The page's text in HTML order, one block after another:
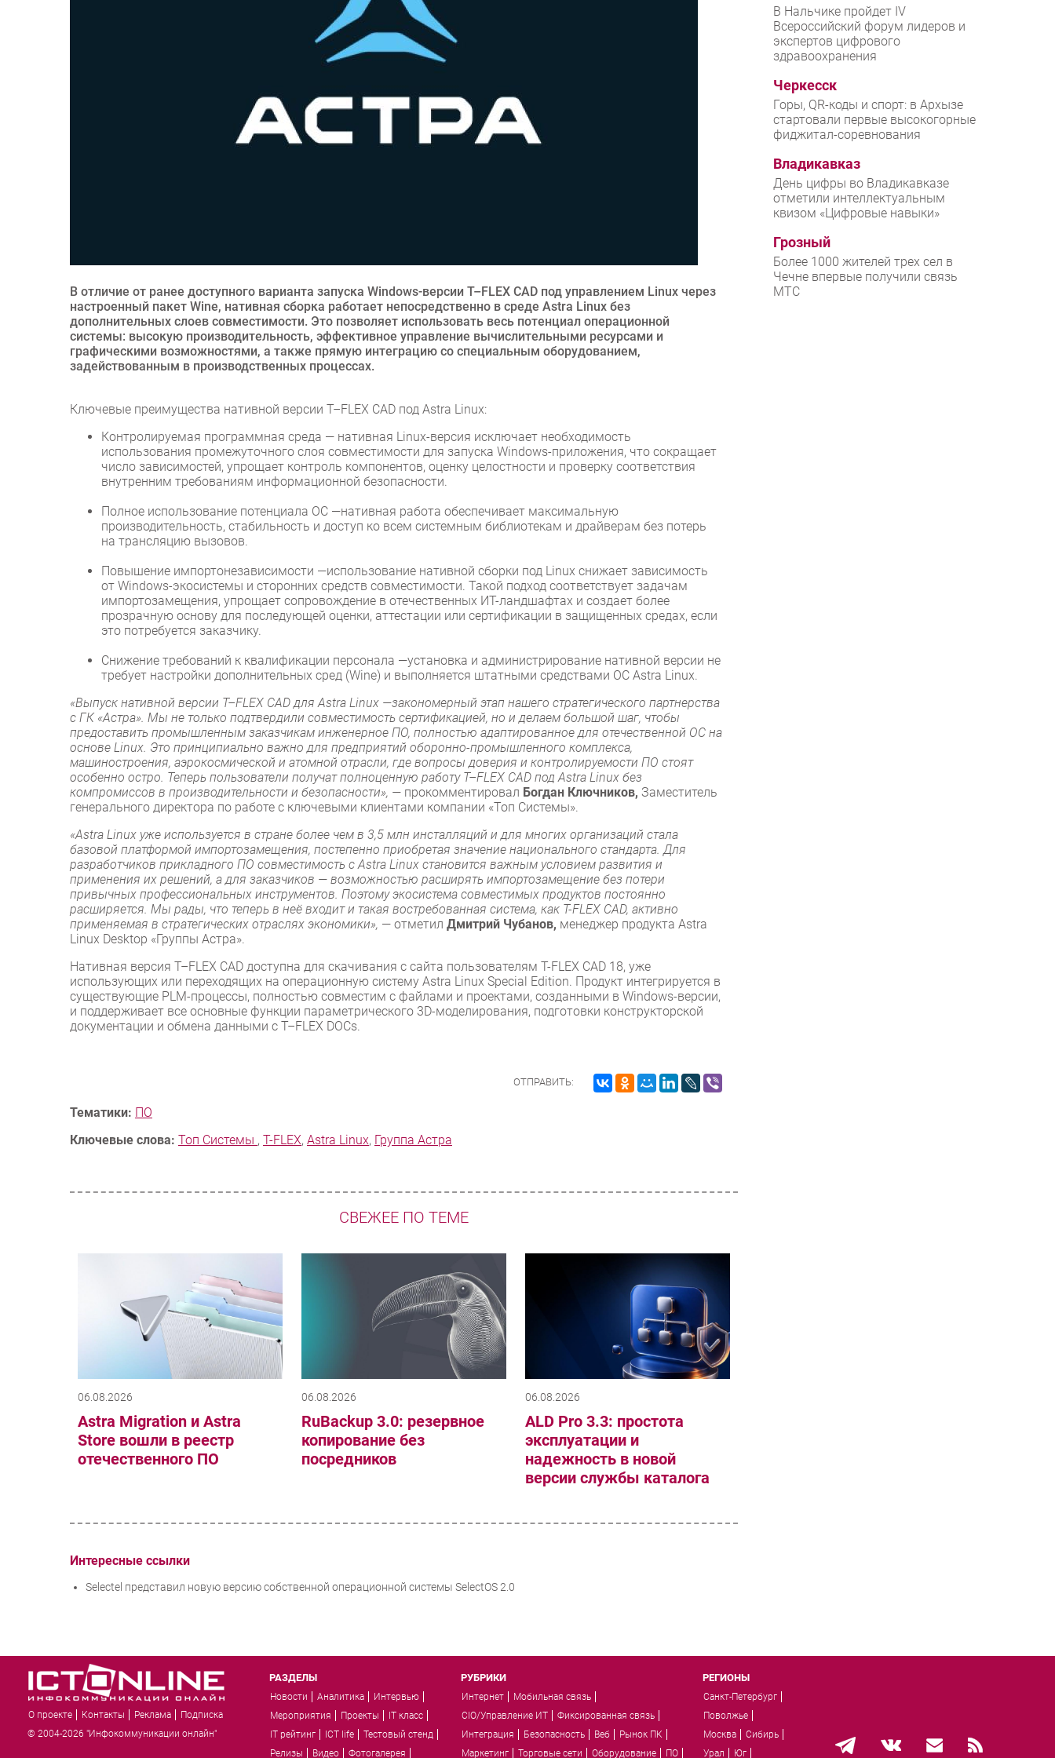
В отличие от ранее доступного варианта запуска Windows-версии T–FLEX CAD под управлением Linux через
настроенный пакет Wine, нативная сборка работает непосредственно в среде Astra Linux без
дополнительных слоев совместимости. Это позволяет использовать весь потенциал операционной
системы: высокую производительность, эффективное управление вычислительными ресурсами и
графическими возможностями, а также прямую интеграцию со специальным оборудованием,
задействованным в производственных процессах.
Ключевые преимущества нативной версии T–FLEX CAD под Astra Linux:
Контролируемая программная среда — нативная Linux-версия исключает необходимость
использования промежуточного слоя совместимости для запуска Windows-приложения, что сокращает
число зависимостей, упрощает контроль компонентов, оценку целостности и проверку соответствия
внутренним требованиям информационной безопасности.
Полное использование потенциала ОС —нативная работа обеспечивает максимальную
производительность, стабильность и доступ ко всем системным библиотекам и драйверам без потерь
на трансляцию вызовов.
Повышение импортонезависимости —использование нативной сборки под Linux снижает зависимость
от Windows-экосистемы и сторонних средств совместимости. Такой подход соответствует задачам
импортозамещения, упрощает сопровождение в отечественных ИТ-ландшафтах и создает более
прозрачную основу для последующей оценки, аттестации или сертификации в защищенных средах, если
это потребуется заказчику.
Снижение требований к квалификации персонала —установка и администрирование нативной версии не
требует настройки дополнительных сред (Wine) и выполняется штатными средствами ОС Astra Linux.
«Выпуск нативной версии T–FLEX CAD для Astra Linux —закономерный этап нашего стратегического партнерства
с ГК «Астра». Мы не только подтвердили совместимость сертификацией, но и делаем большой шаг, чтобы
предоставить промышленным заказчикам инженерное ПО, полностью адаптированное для отечественной ОС на
основе Linux. Это принципиально важно для предприятий оборонно-промышленного комплекса,
машиностроения, аэрокосмической и атомной отрасли, где вопросы доверия и контролируемости ПО стоят
особенно остро. Теперь пользователи получат полноценную работу T–FLEX CAD под Astra Linux без
компромиссов в производительности и безопасности», — прокомментировал Богдан Ключников, Заместитель
генерального директора по работе с ключевыми клиентами компании «Топ Системы».
«Astra Linux уже используется в стране более чем в 3,5 млн инсталляций и для многих организаций стала
базовой платформой импортозамещения, постепенно приобретая значение национального стандарта. Для
разработчиков прикладного ПО совместимость с Astra Linux становится важным условием развития и
применения их решений, а для заказчиков — возможностью расширять импортозамещение без потери
привычных профессиональных инструментов. Поэтому экосистема совместимых продуктов постоянно
расширяется. Мы рады, что теперь в неё входит и такая востребованная система, как T-FLEX CAD, активно
применяемая в стратегических отраслях экономики», — отметил Дмитрий Чубанов, менеджер продукта Astra
Linux Desktop «Группы Астра».
Нативная версия T–FLEX CAD доступна для скачивания с сайта пользователям T-FLEX CAD 18, уже
использующих или переходящих на операционную систему Astra Linux Special Edition. Продукт интегрируется в
существующие PLM-процессы, полностью совместим с файлами и проектами, созданными в Windows-версии,
и поддерживает все основные функции параметрического 3D-моделирования, подготовки конструкторской
документации и обмена данными с T–FLEX DOCs.
ОТПРАВИТЬ:
Тематики: ПО
Ключевые слова: Топ Системы , T-FLEX, Astra Linux, Группа Астра
СВЕЖЕЕ ПО ТЕМЕ
06.08.2026
Astra Migration и Astra
Store вошли в реестр
отечественного ПО
06.08.2026
RuBackup 3.0: резервное
копирование без
посредников
06.08.2026
ALD Pro 3.3: простота
эксплуатации и
надежность в новой
версии службы каталога
Интересные ссылки
Selectel представил новую версию собственной операционной системы SelectOS 2.0
В Нальчике пройдет IV
Всероссийский форум лидеров и
экспертов цифрового
здравоохранения
Черкесск
Горы, QR-коды и спорт: в Архызе
стартовали первые высокогорные
фиджитал-соревнования
Владикавказ
День цифры во Владикавказе
отметили интеллектуальным
квизом «Цифровые навыки»
Грозный
Более 1000 жителей трех сел в
Чечне впервые получили связь
МТС
О проекте Контакты Реклама
Подписка
© 2004-2026 "Инфокоммуникации онлайн"
РАЗДЕЛЫ
Новости Аналитика
Интервью
Мероприятия
Проекты
IT класс
IT рейтинг
ICT life
Тестовый стенд
Релизы
Видео Фотогалерея
РУБРИКИ
Интернет
Мобильная связь
CIO/Управление ИТ
Фиксированная связь
Интеграция
Безопасность Веб
Рынок ПК
Маркетинг
Торговые сети Оборудование ПО
РЕГИОНЫ
Санкт-Петербург
Поволжье
Москва
Сибирь
Урал
Юг